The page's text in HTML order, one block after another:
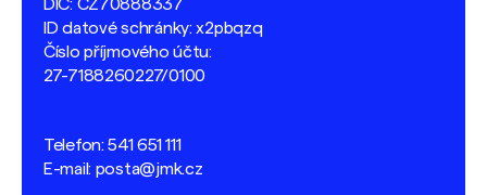
DIČ: CZ70888337
ID datové schránky: x2pbqzq
Číslo příjmového účtu:
27-7188260227/0100
Telefon:541 651 111
E-mail: posta@jmk.cz